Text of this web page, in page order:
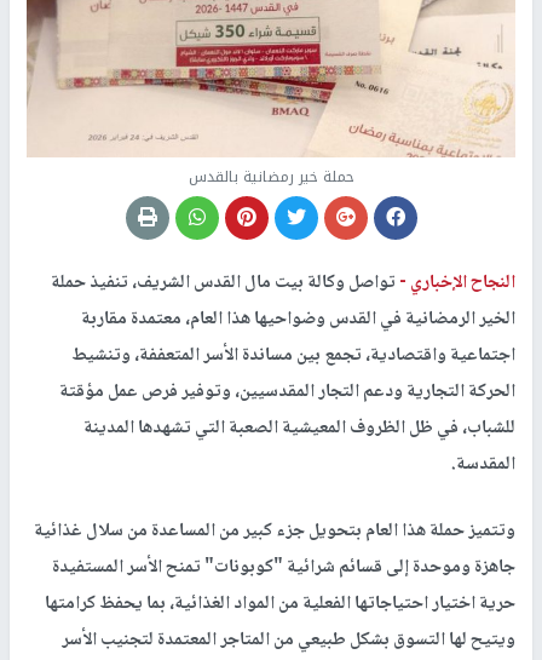
حملة خير رمضانية بالقدس
النجاح الإخباري -تواصل وكالة بيت مال القدس الشريف، تنفيذ حملة
الخير الرمضانية في القدس وضواحيها هذا العام، معتمدة مقاربة
اجتماعية واقتصادية، تجمع بين مساندة الأسر المتعففة، وتنشيط
الحركة التجارية ودعم التجار المقدسيين، وتوفير فرص عمل مؤقتة
للشباب، في ظل الظروف المعيشية الصعبة التي تشهدها المدينة
المقدسة.
وتتميز حملة هذا العام بتحويل جزء كبير من المساعدة من سلال غذائية
جاهزة وموحدة إلى قسائم شرائية "كوبونات" تمنح الأسر المستفيدة
حرية اختيار احتياجاتها الفعلية من المواد الغذائية، بما يحفظ كرامتها
ويتيح لها التسوق بشكل طبيعي من المتاجر المعتمدة لتجنيب الأسر